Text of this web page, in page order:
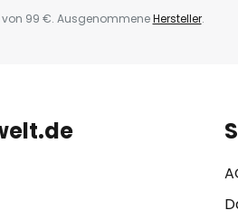
99 €. AusgenommeneHersteller.